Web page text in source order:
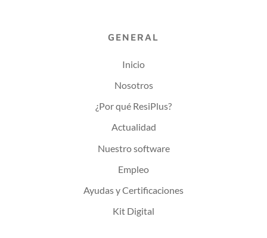
GENERAL
Inicio
Nosotros
¿Por qué ResiPlus?
Actualidad
Nuestro software
Empleo
Ayudas y Certificaciones
Kit Digital